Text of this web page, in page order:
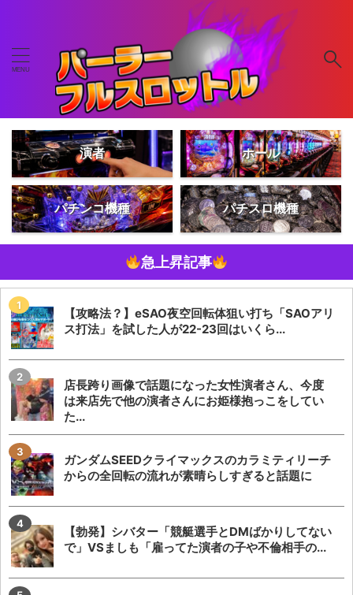
演者 ホール
パチンコ機種 パチスロ機種
急上昇記事
【攻略法？】eSAO夜空回転体狙い打ち「SAOアリ
ス打法」を試した人が22-23回はいくら...
店長跨り画像で話題になった女性演者さん、今度
は来店先で他の演者さんにお姫様抱っこをしてい
た...
ガンダムSEEDクライマックスのカラミティリーチ
からの全回転の流れが素晴らしすぎると話題に
【勃発】シバター「競艇選手とDMばかりしてない
で」VSましも「雇ってた演者の子や不倫相手の...